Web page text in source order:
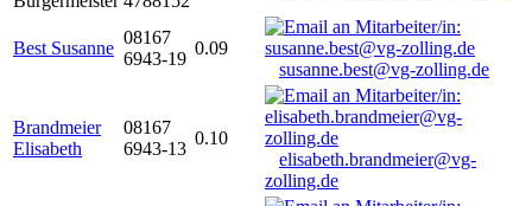
Best Susanne
08167
6943-19
0.09
susanne.best@vg-zolling.de
Brandmeier
Elisabeth
08167
6943-13
0.10
elisabeth.brandmeier@vg-
zolling.de